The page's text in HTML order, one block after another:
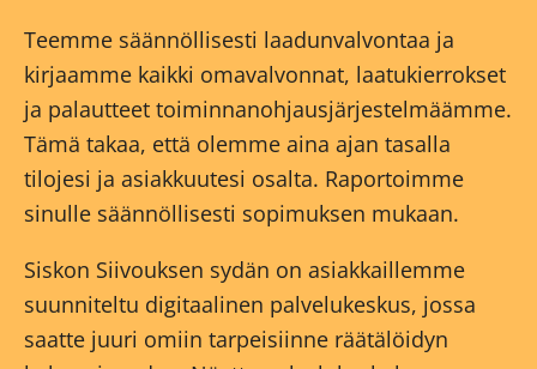
Teemme säännöllisesti laadunvalvontaa ja
kirjaamme kaikki omavalvonnat, laatukierrokset
ja palautteet toiminnanohjausjärjestelmäämme.
Tämä takaa, että olemme aina ajan tasalla
tilojesi ja asiakkuutesi osalta. Raportoimme
sinulle säännöllisesti sopimuksen mukaan.
Siskon Siivouksen sydän on asiakkaillemme
suunniteltu digitaalinen palvelukeskus, jossa
saatte juuri omiin tarpeisiinne räätälöidyn